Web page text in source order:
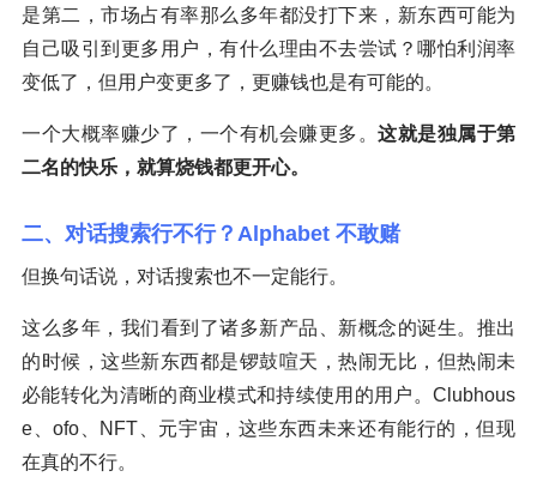
是第二，市场占有率那么多年都没打下来，新东西可能为
自己吸引到更多用户，有什么理由不去尝试？哪怕利润率
变低了，但用户变更多了，更赚钱也是有可能的。
一个大概率赚少了，一个有机会赚更多。 这就是独属于第
二名的快乐，就算烧钱都更开心。
二、对话搜索行不行？Alphabet 不敢赌
但换句话说，对话搜索也不一定能行。
这么多年，我们看到了诸多新产品、新概念的诞生。推出
的时候，这些新东西都是锣鼓喧天，热闹无比，但热闹未
必能转化为清晰的商业模式和持续使用的用户。Clubhous
e、ofo、NFT、元宇宙，这些东西未来还有能行的，但现
在真的不行。